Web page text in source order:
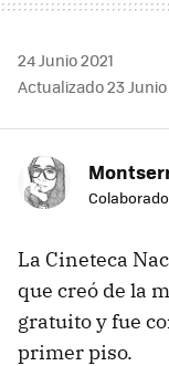
24 Junio 2021
Actualizado 23 Junio
La Cineteca
que creó de la
gratuito y fue
primer piso.